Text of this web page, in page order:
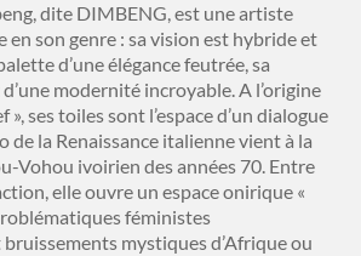
dite DIMBENG, est une artiste
en son genre : sa vision est hybride et
d’une élégance feutrée, sa
modernité incroyable. A l’origine
ses toiles sont l’espace d’un dialogue
de la Renaissance italienne vient à la
Vohou ivoirien des années 70. Entre
elle ouvre un espace onirique «
féministes
mystiques d’Afrique ou